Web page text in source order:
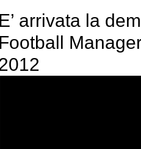
E’ arrivata la
Football